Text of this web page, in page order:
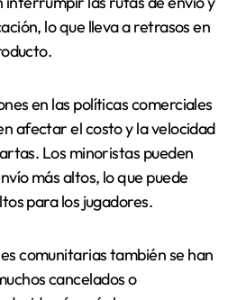
lo que lleva a retrasos en
en las políticas comerciales
afectar el costo y la velocidad
Los minoristas pueden
más altos, lo que puede
para los jugadores.
comunitarias también se han
cancelados o